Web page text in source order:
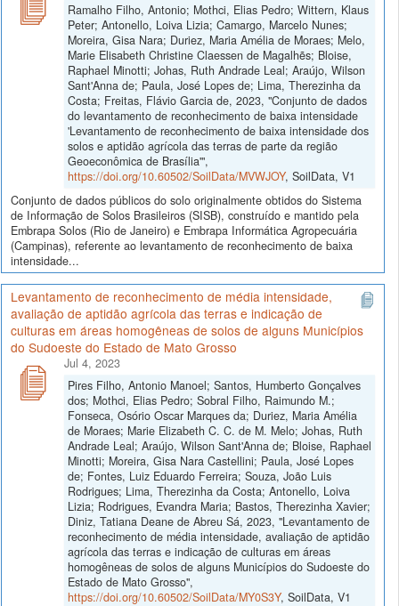
Ramalho Filho, Antonio; Mothci, Elias Pedro; Wittern, Klaus
Peter; Antonello, Loiva Lizia; Camargo, Marcelo Nunes;
Moreira, Gisa Nara; Duriez, Maria Amélia de Moraes; Melo,
Marie Elisabeth Christine Claessen de Magalhẽs; Bloise,
Raphael Minotti; Johas, Ruth Andrade Leal; Araújo, Wilson
Sant'Anna de; Paula, José Lopes de; Lima, Therezinha da
Costa; Freitas, Flávio Garcia de, 2023, "Conjunto de dados
do levantamento de reconhecimento de baixa intensidade
'Levantamento de reconhecimento de baixa intensidade dos
solos e aptidão agrícola das terras de parte da região
Geoeconômica de Brasília'",
https://doi.org/10.60502/SoilData/MVWJOY, SoilData, V1
Conjunto de dados públicos do solo originalmente obtidos do Sistema
de Informação de Solos Brasileiros (SISB), construído e mantido pela
Embrapa Solos (Rio de Janeiro) e Embrapa Informática Agropecuária
(Campinas), referente ao levantamento de reconhecimento de baixa
intensidade...
Levantamento de reconhecimento de média intensidade,
avaliação de aptidão agrícola das terras e indicação de
culturas em áreas homogêneas de solos de alguns Municípios
do Sudoeste do Estado de Mato Grosso
Jul 4, 2023
Pires Filho, Antonio Manoel; Santos, Humberto Gonçalves
dos; Mothci, Elias Pedro; Sobral Filho, Raimundo M.;
Fonseca, Osório Oscar Marques da; Duriez, Maria Amélia
de Moraes; Marie Elizabeth C. C. de M. Melo; Johas, Ruth
Andrade Leal; Araújo, Wilson Sant'Anna de; Bloise, Raphael
Minotti; Moreira, Gisa Nara Castellini; Paula, José Lopes
de; Fontes, Luiz Eduardo Ferreira; Souza, João Luis
Rodrigues; Lima, Therezinha da Costa; Antonello, Loiva
Lizia; Rodrigues, Evandra Maria; Bastos, Therezinha Xavier;
Diniz, Tatiana Deane de Abreu Sá, 2023, "Levantamento de
reconhecimento de média intensidade, avaliação de aptidão
agrícola das terras e indicação de culturas em áreas
homogêneas de solos de alguns Municípios do Sudoeste do
Estado de Mato Grosso",
https://doi.org/10.60502/SoilData/MY0S3Y, SoilData, V1